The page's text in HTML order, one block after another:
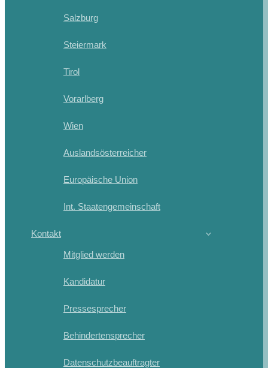
Salzburg
Steiermark
Tirol
Vorarlberg
Wien
Auslandsösterreicher
Europäische Union
Int. Staatengemeinschaft
Kontakt
Mitglied werden
Kandidatur
Pressesprecher
Behindertensprecher
Datenschutzbeauftragter